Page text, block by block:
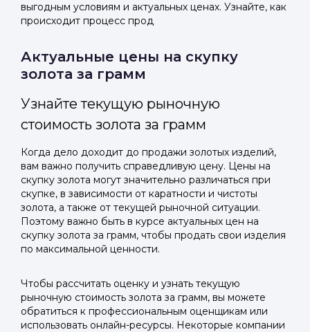
выгодным условиям и актуальных ценах. Узнайте, как
происходит процесс прод
Актуальные цены на скупку
золота за грамм
Узнайте текущую рыночную
стоимость золота за грамм
Когда дело доходит до продажи золотых изделий,
вам важно получить справедливую цену. Цены на
скупку золота могут значительно различаться при
скупке, в зависимости от каратности и чистоты
золота, а также от текущей рыночной ситуации.
Поэтому важно быть в курсе актуальных цен на
скупку золота за грамм, чтобы продать свои изделия
по максимальной ценности.
Чтобы рассчитать оценку и узнать текущую
рыночную стоимость золота за грамм, вы можете
обратиться к профессиональным оценщикам или
использовать онлайн-ресурсы. Некоторые компании